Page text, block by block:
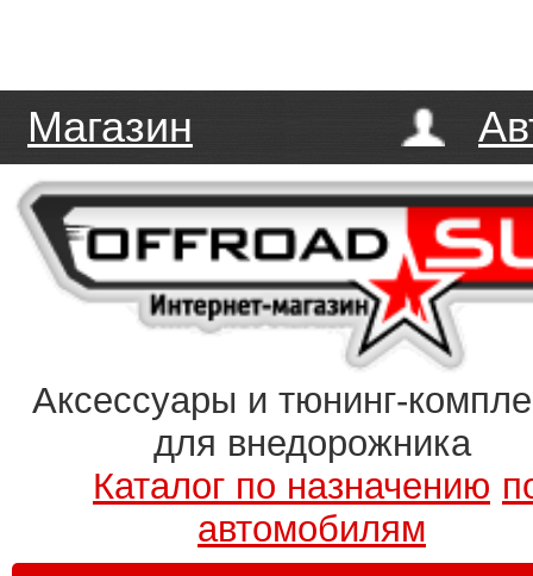
Магазин
Аксессуары и тюнинг-
для внедорожника
Каталог по назначению
автомобилям